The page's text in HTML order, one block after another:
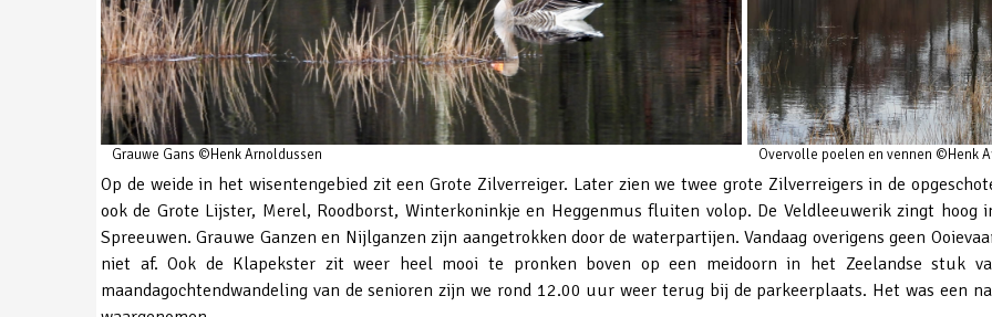
Grauwe Gans ©Henk Arnoldussen Overvolle poelen en vennen ©Henk
Op de weide in het wisentengebied zit een Grote Zilverreiger. Later zien we twee grote Zilverreigers in de
ook de Grote Lijster, Merel, Roodborst, Winterkoninkje en Heggenmus fluiten volop. De Veldleeuwerik zingt
Spreeuwen. Grauwe Ganzen en Nijlganzen zijn aangetrokken door de waterpartijen. Vandaag overigens geen
niet af. Ook de Klapekster zit weer heel mooi te pronken boven op een meidoorn in het Zeelandse stuk
maandagochtendwandeling van de senioren zijn we rond 12.00 uur weer terug bij de parkeerplaats. Het was een